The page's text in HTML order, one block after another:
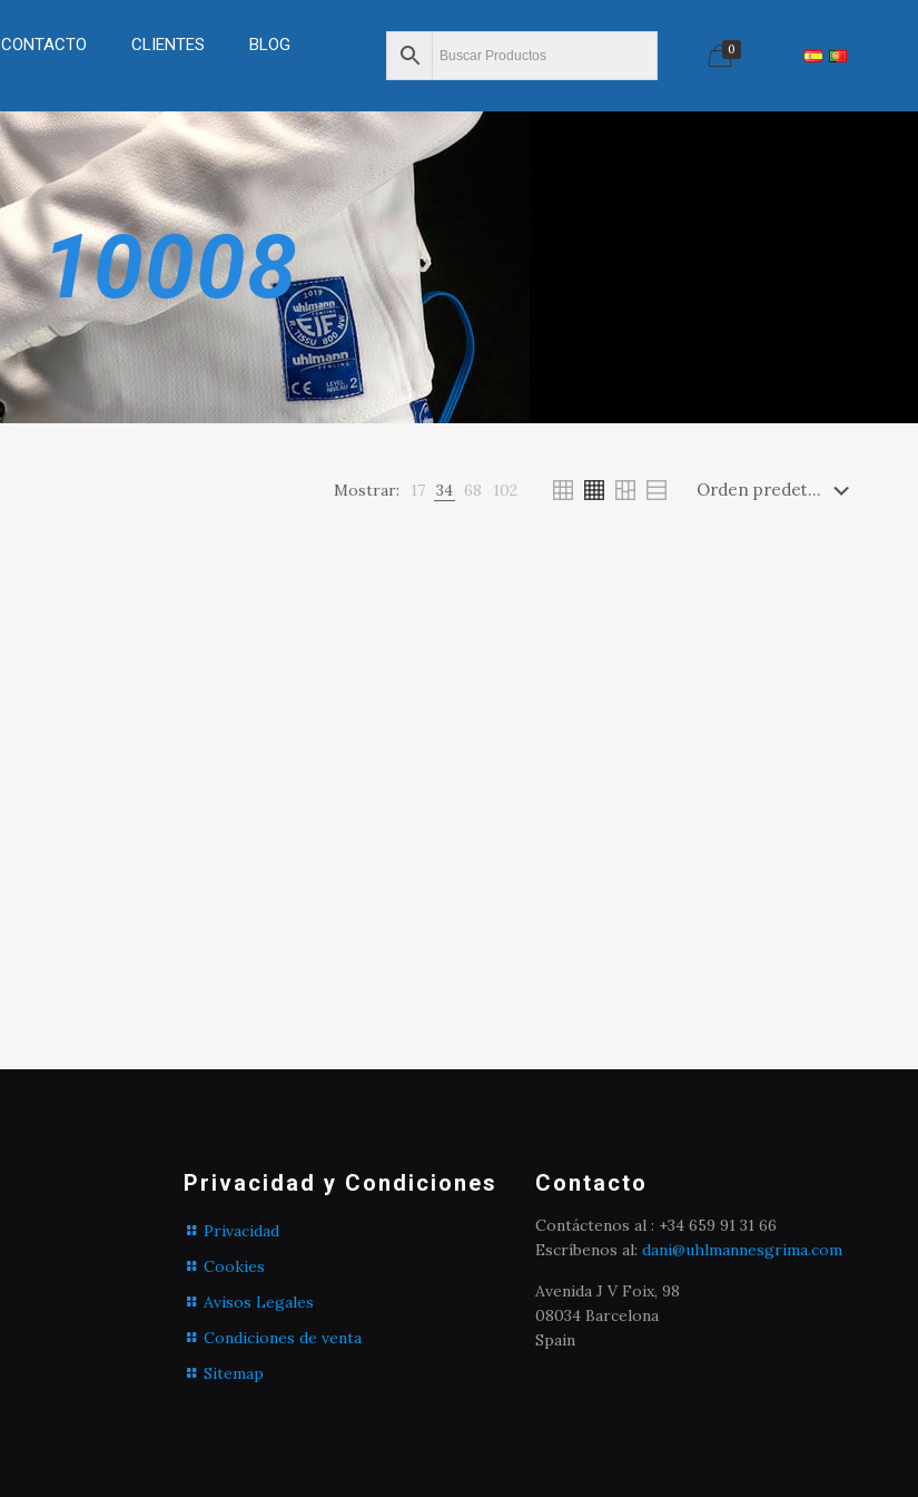
CONTACTO CLIENTES BLOG 0
10008
Mostrar: 17 34 68 102
Privacidad y Condiciones
Privacidad
Cookies
Avisos Legales
Condiciones de venta
Sitemap
Contacto
Contáctenos al : +34 659 91 31 66
Escríbenos al: dani@uhlmannesgrima.com
Avenida J V Foix, 98
08034 Barcelona
Spain